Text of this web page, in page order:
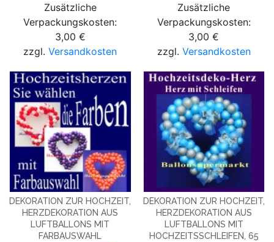
Zusätzliche
Verpackungskosten:
3,00 €
zzgl.Versandkosten
Zusätzliche
Verpackungskosten:
3,00 €
zzgl. Versandkosten
DEKORATION ZUR HOCHZEIT,
HERZDEKORATION AUS
LUFTBALLONS MIT
FARBAUSWAHL
DEKORATION ZUR HOCHZEIT,
HERZDEKORATION AUS
LUFTBALLONS MIT
HOCHZEITSSCHLEIFEN, 65